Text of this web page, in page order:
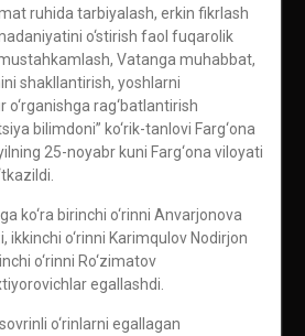
ruhida tarbiyalash, erkin fikrlash
o‘stirish faol fuqarolik
Vatanga muhabbat,
shakllantirish, yoshlarni
rag‘batlantirish
bilimdoni” ko‘rik-tanlovi Farg‘ona
25-noyabr kuni Farg‘ona viloyati
ko‘ra birinchi o‘rinni Anvarjonova
o‘rinni Karimqulov Nodirjon
o‘rinni Ro‘zimatov
egallashdi.
o‘rinlarni egallagan